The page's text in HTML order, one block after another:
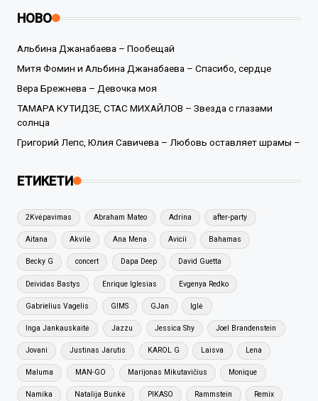
НОВО
Альбина Джанабаева – Пообещай
Митя Фомин и Альбина Джанабаева – Спасибо, сердце
Вера Брежнева – Девочка моя
ТАМАРА КУТИДЗЕ, СТАС МИХАЙЛОВ – Звезда с глазами
солнца
Григорий Лепс, Юлия Савичева – Любовь оставляет шрамы –
ЕТИКЕТИ
2Kvėpavimas Abraham Mateo Adrina after-party
Aitana Akvilė Ana Mena Avicii Bahamas
Becky G concert Dapa Deep David Guetta
Deividas Bastys Enrique Iglesias Evgenya Redko
Gabrielius Vagelis GIMS GJan Iglė
Inga Jankauskaitė Jazzu Jessica Shy Joel Brandenstein
Jovani Justinas Jarutis KAROL G Laisva Lena
Maluma MAN-GO Marijonas Mikutavičius Monique
Namika Natalija Bunkė PIKASO Rammstein Remix